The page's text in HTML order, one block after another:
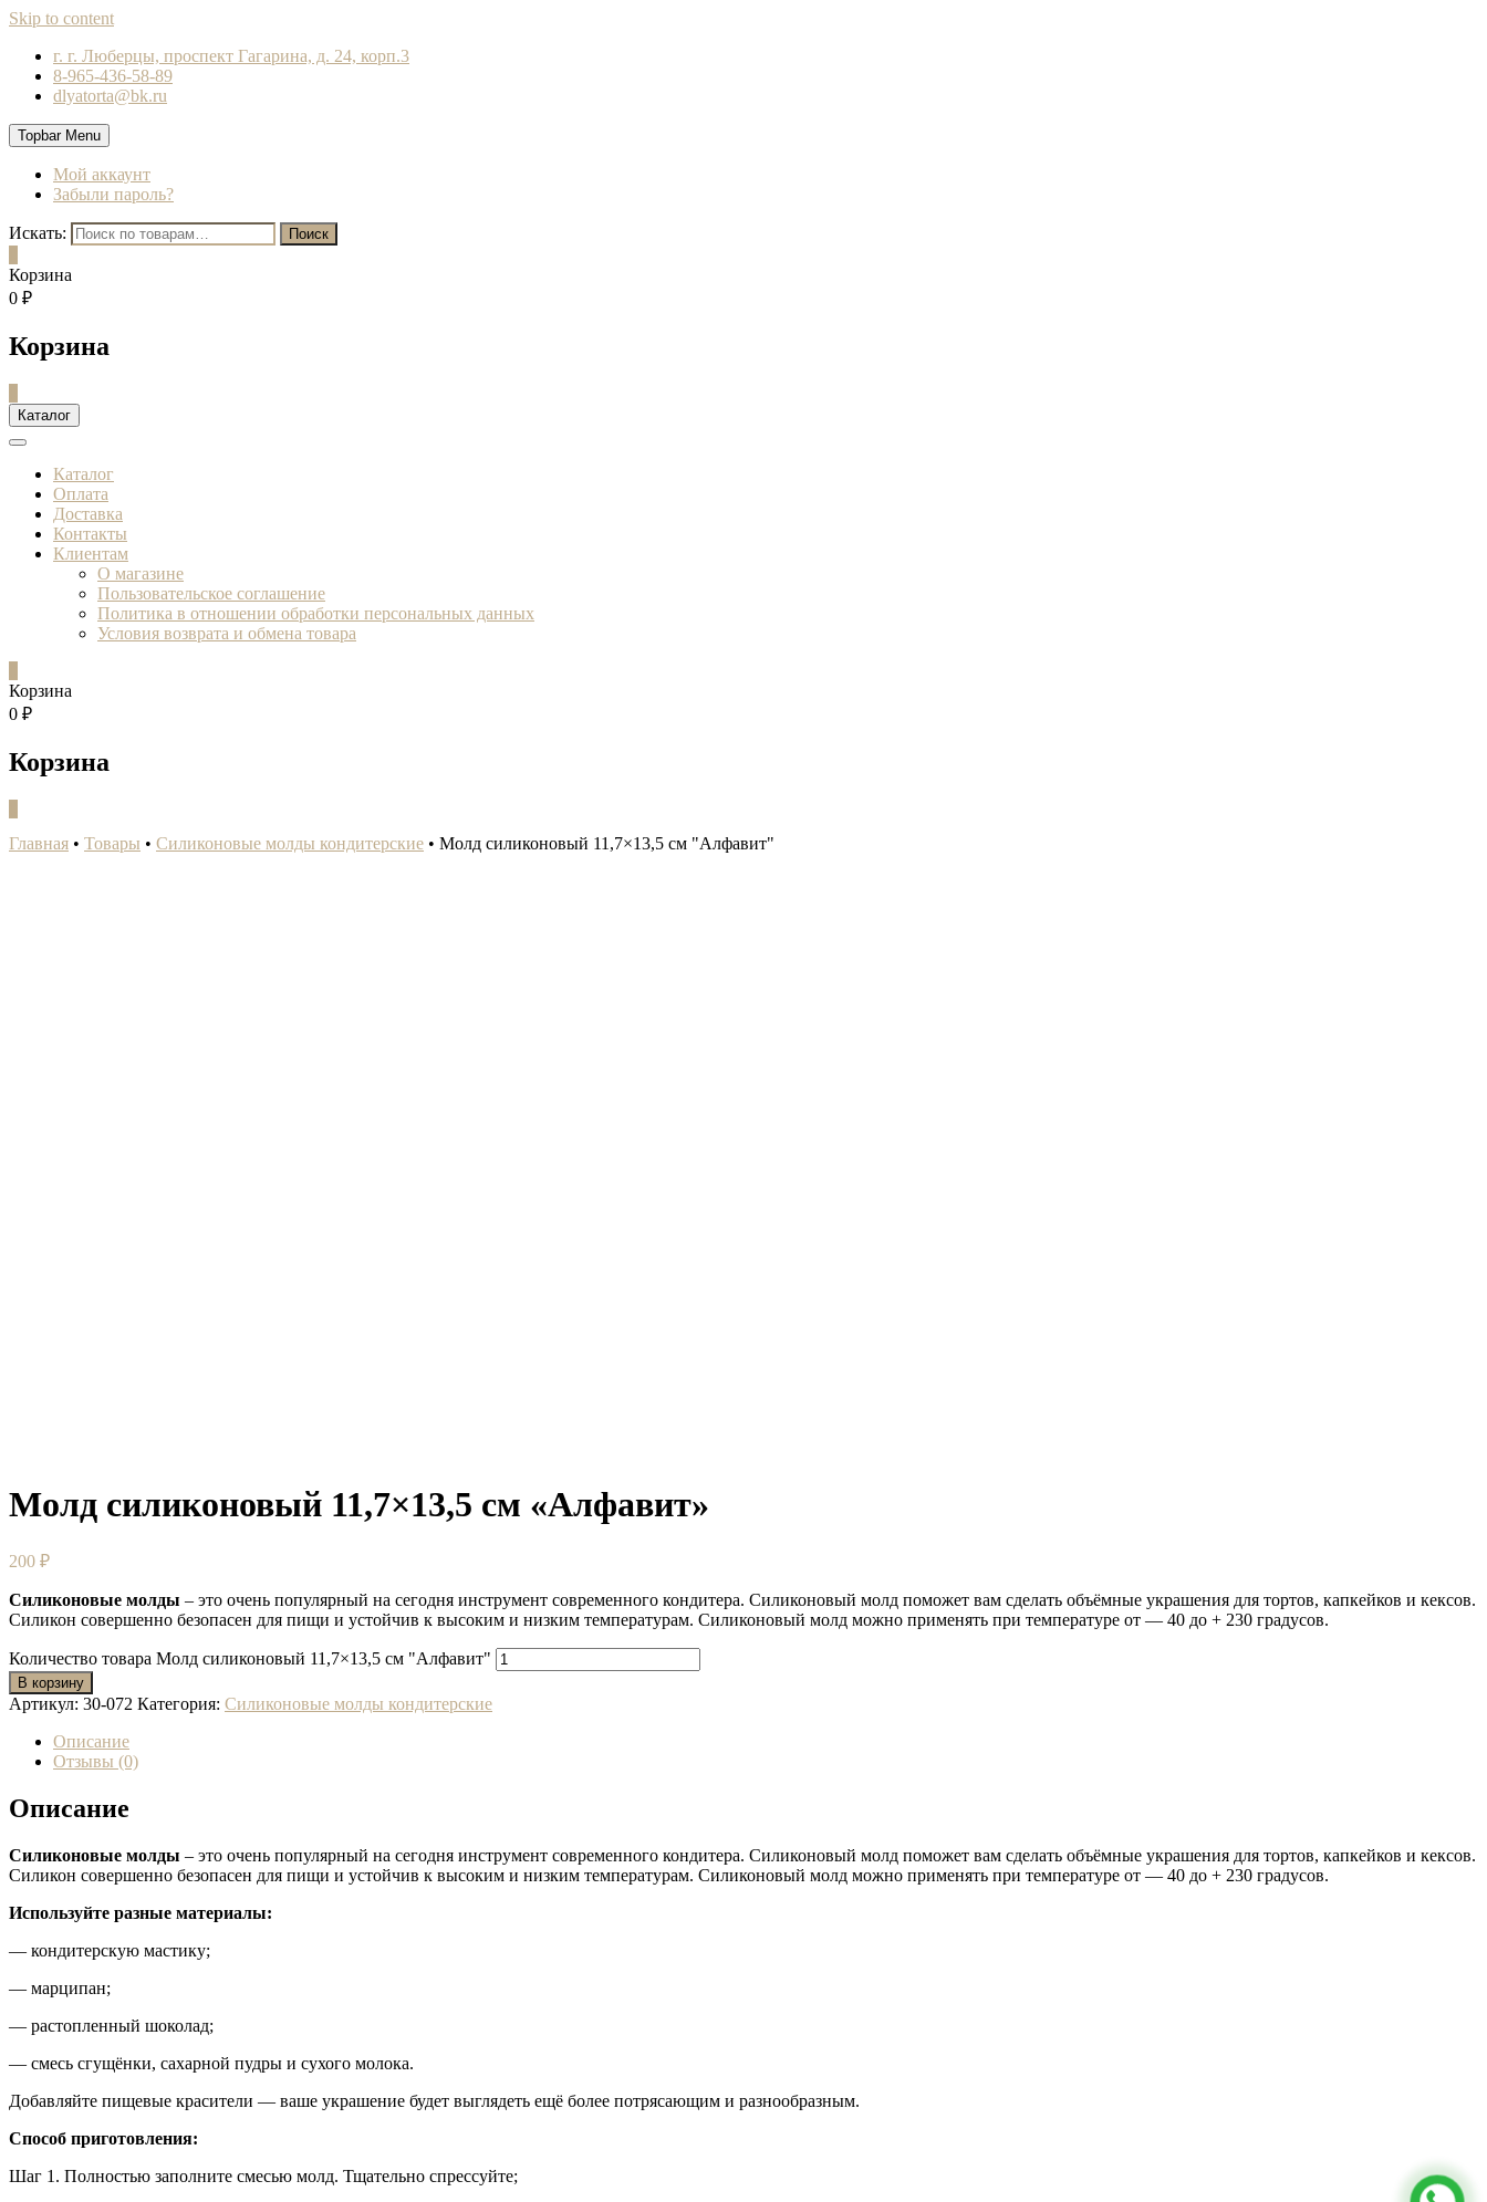
Skip to content
г. г. Люберцы, проспект Гагарина, д. 24, корп.3
8-965-436-58-89
dlyatorta@bk.ru
Topbar Menu
Мой аккаунт
Забыли пароль?
Искать: Поиск
Корзина
0 ₽
Корзина
Каталог
Каталог
Оплата
Доставка
Контакты
Клиентам
О магазине
Пользовательское соглашение
Политика в отношении обработки персональных данных
Условия возврата и обмена товара
Корзина
0 ₽
Корзина
Главная • Товары • Силиконовые молды кондитерские • Молд силиконовый 11,7×13,5 см "Алфавит"
Молд силиконовый 11,7×13,5 см «Алфавит»
200 ₽
Силиконовые молды – это очень популярный на сегодня инструмент современного кондитера. Силиконовый молд поможет вам сделать объёмные украшения для тортов, капкейков и кексов.
Силикон совершенно безопасен для пищи и устойчив к высоким и низким температурам. Силиконовый молд можно применять при температуре от — 40 до + 230 градусов.
Количество товара Молд силиконовый 11,7×13,5 см "Алфавит"
В корзину
Артикул: 30-072 Категория: Силиконовые молды кондитерские
Описание
Отзывы (0)
Описание
Силиконовые молды – это очень популярный на сегодня инструмент современного кондитера. Силиконовый молд поможет вам сделать объёмные украшения для тортов, капкейков и кексов.
Силикон совершенно безопасен для пищи и устойчив к высоким и низким температурам. Силиконовый молд можно применять при температуре от — 40 до + 230 градусов.
Используйте разные материалы:
— кондитерскую мастику;
— марципан;
— растопленный шоколад;
— смесь сгущёнки, сахарной пудры и сухого молока.
Добавляйте пищевые красители — ваше украшение будет выглядеть ещё более потрясающим и разнообразным.
Способ приготовления:
Шаг 1. Полностью заполните смесью молд. Тщательно спрессуйте;